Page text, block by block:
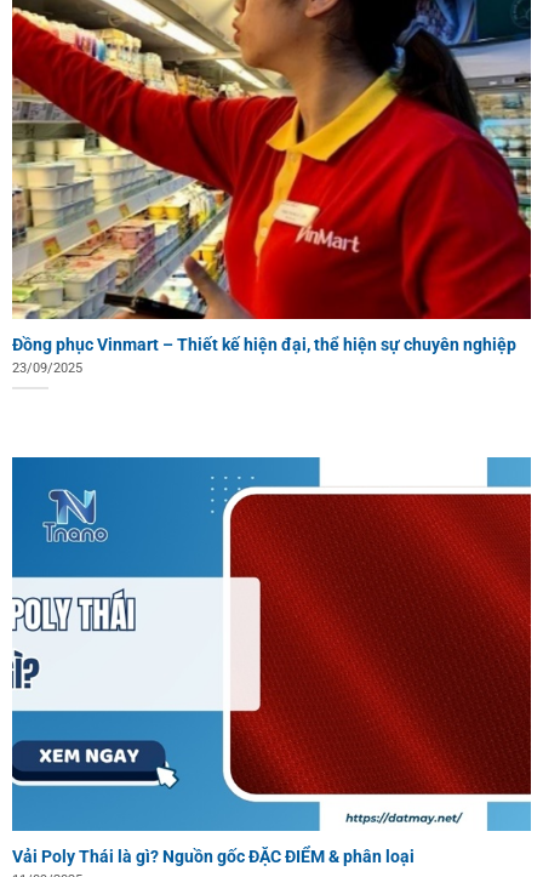
Đồng phục Vinmart – Thiết kế hiện đại, thể hiện sự chuyên nghiệp
23/09/2025
Vải Poly Thái là gì? Nguồn gốc ĐẶC ĐIỂM & phân loại